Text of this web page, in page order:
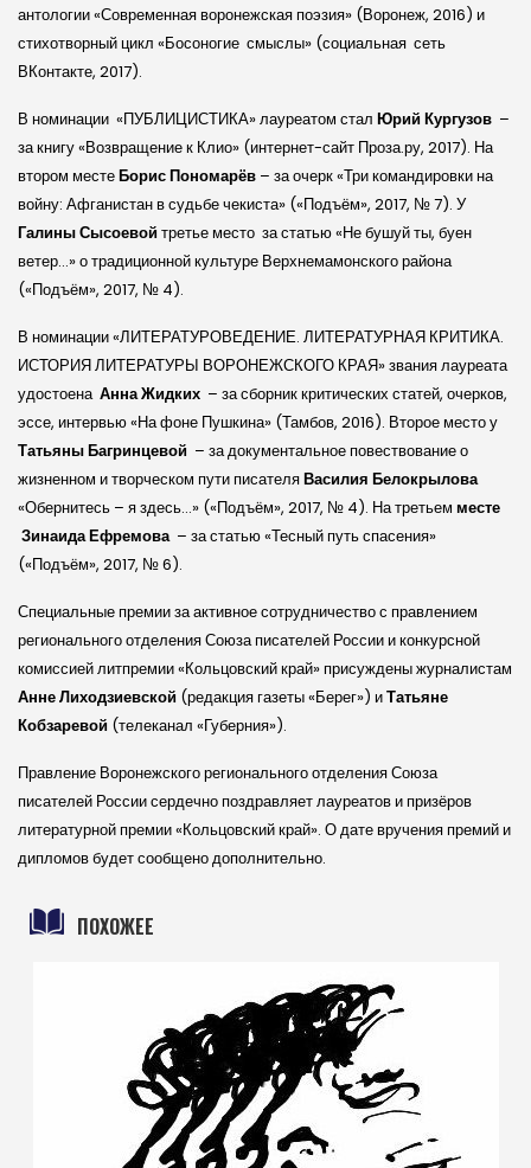
антологии «Современная воронежская поэзия» (Воронеж, 2016) и
стихотворный цикл «Босоногие смыслы» (социальная сеть
ВКонтакте, 2017).
В номинации «ПУБЛИЦИСТИКА» лауреатом стал Юрий Кургузов –
за книгу «Возвращение к Клио» (интернет-сайт Проза.ру, 2017). На
втором местеБорисПономарёв ­– за очерк «Три командировки на
войну: Афганистан в судьбе чекиста» («Подъём», 2017, № 7). У
Галины Сысоевой третье место за статью «Не бушуй ты, буен
ветер…» о традиционной культуре Верхнемамонского района
(«Подъём», 2017, № 4).
В номинации «ЛИТЕРАТУРОВЕДЕНИЕ. ЛИТЕРАТУРНАЯ КРИТИКА.
ИСТОРИЯ ЛИТЕРАТУРЫ ВОРОНЕЖСКОГО КРАЯ» звания лауреата
удостоена Анна Жидких – за сборник критических статей, очерков,
эссе, интервью «На фоне Пушкина» (Тамбов, 2016). Второе место у
Татьяны Багринцевой – за документальное повествование о
жизненном и творческом пути писателяВасилия Белокрылова
«Обернитесь – я здесь…» («Подъём», 2017, № 4). На третьем месте
Зинаида Ефремова – за статью «Тесный путь спасения»
(«Подъём», 2017, № 6).
Специальные премии за активное сотрудничество с правлением
регионального отделения Союза писателей России и конкурсной
комиссией литпремии «Кольцовский край» присуждены журналистам
Анне Лиходзиевской (редакция газеты «Берег») иТатьяне
Кобзаревой (телеканал «Губерния»).
Правление Воронежского регионального отделения Союза
писателей России сердечно поздравляет лауреатов и призёров
литературной премии «Кольцовский край». О дате вручения премий и
дипломов будет сообщено дополнительно.
ПОХОЖЕЕ